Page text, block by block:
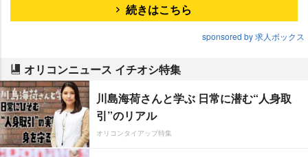
続きはこちら
sponsored by 求人ボックス
オリコンニュース イチオシ特集
川島海荷さんと学ぶ 日常に潜む“人身取
引”のリアル
オリコンタイアップ特集